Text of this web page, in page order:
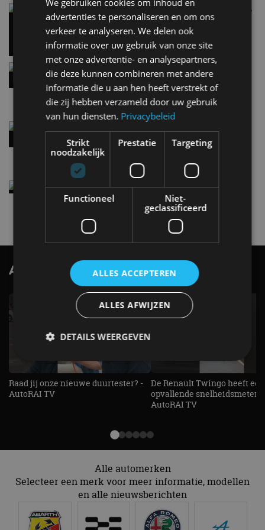
Carbon fibre op je laadkabel: nergens voor nodig,
en precies daarom geweldig
5 aug
Hennessey Blackbird krijgt atmosferische V8 en
handbak: soms is eenvoud leuker
5 aug
4 aug
Elektrische Geely E2 (tijdelijk) net zo goedkoop
als een Renault Twingo
AutoRAI.nl TV SUBSCRIBE
Raad jij onze nieuwe duurtester? -
AutoRAI TV
De Renault Twingo heeft een
opvallende snelheidsmeter! -
AutoRAI TV
Alle automerken
Selecteer een merk voor meer informatie, modellen
en alle nieuwsberichten
advertenties te personaliseren en om ons
verkeer te analyseren. We delen ook
informatie over uw gebruik van onze site
met onze advertentie- en analysepartners,
die deze kunnen combineren met andere
informatie die u aan hen heeft verstrekt of
die zij hebben verzameld door uw gebruik
van hun diensten. Privacybeleid
Strikt
noodzakelijk
Prestatie Targeting
Functioneel
Niet-
geclassificeerd
ALLES ACCEPTEREN
ALLES AFWIJZEN
DETAILS WEERGEVEN
Strikt noodzakelijk Prestatie
Targeting
Niet-geclassificeerd
kernfunctionaliteiten van de website mogelijk, zoals
gebruikersaanmelding en accountbeheer. De
website kan niet goed worden gebruikt zonder de
Naam
Aanbieder/
Domein
Vervaldatum
.autorai.nl